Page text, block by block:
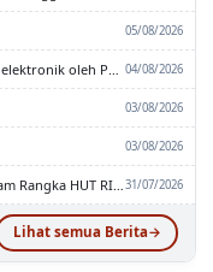
Lihat semua Berita